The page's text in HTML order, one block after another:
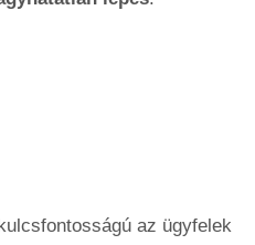
az ügyfelek